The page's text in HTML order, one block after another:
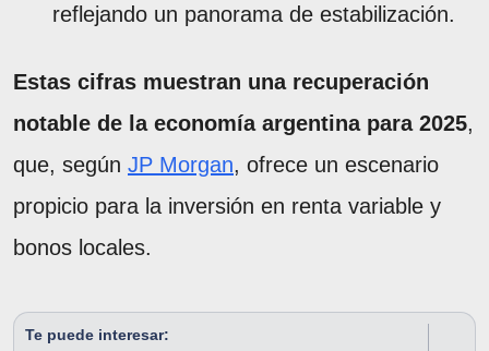
reflejando un panorama de estabilización.
Estas cifras muestran una recuperación
notable de la economía argentina para 2025,
que, según JP Morgan, ofrece un escenario
propicio para la inversión en renta variable y
bonos locales.
Te puede interesar: